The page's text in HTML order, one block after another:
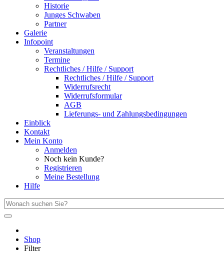
Historie
Junges Schwaben
Partner
Galerie
Infopoint
Veranstaltungen
Termine
Rechtliches / Hilfe / Support
Rechtliches / Hilfe / Support
Widerrufsrecht
Widerrufsformular
AGB
Lieferungs- und Zahlungsbedingungen
Einblick
Kontakt
Mein Konto
Anmelden
Noch kein Kunde?
Registrieren
Meine Bestellung
Hilfe
Shop
Filter